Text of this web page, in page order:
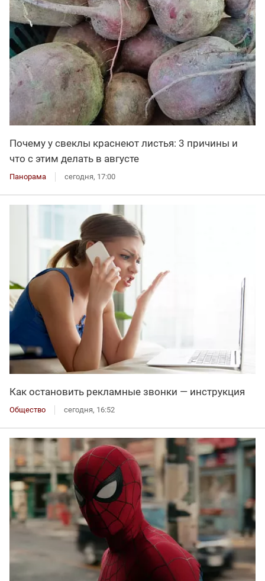
Почему у свеклы краснеют листья: 3 причины и
что с этим делать в августе
Панорама сегодня, 17:00
Как остановить рекламные звонки — инструкция
Общество сегодня, 16:52